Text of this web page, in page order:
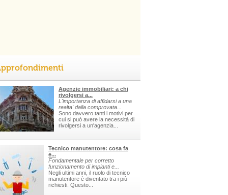
Agenzie immobiliari: a chi
rivolgersi a...
L'importanza di affidarsi a una
realta' dalla comprovata...
Sono davvero tanti i motivi per
cui si può avere la necessità di
rivolgersi a un'agenzia...
Tecnico manutentore: cosa fa
e...
Fondamentale per corretto
funzionamento di impianti e...
Negli ultimi anni, il ruolo di tecnico
manutentore è diventato tra i più
richiesti. Questo...